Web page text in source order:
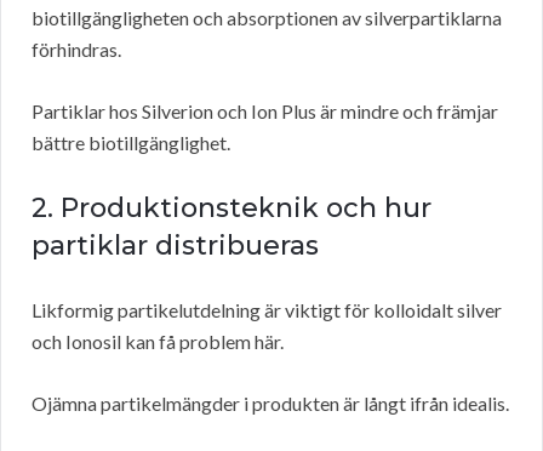
biotillgängligheten och absorptionen av silverpartiklarna
förhindras.
Partiklar hos Silverion och Ion Plus är mindre och främjar
bättre biotillgänglighet.
2. Produktionsteknik och hur
partiklar distribueras
Likformig partikelutdelning är viktigt för kolloidalt silver
och Ionosil kan få problem här.
Ojämna partikelmängder i produkten är långt ifrån idealis.